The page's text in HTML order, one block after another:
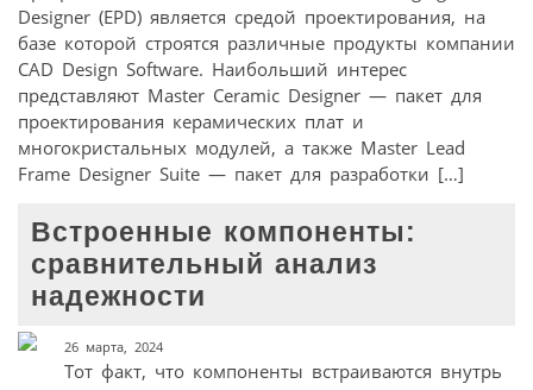
Designer (EPD) является средой проектирования, на
базе которой строятся различные продукты компании
CAD Design Software. Наибольший интерес
представляют Master Ceramic Designer — пакет для
проектирования керамических плат и
многокристальных модулей, а также Master Lead
Frame Designer Suite — пакет для разработки […]
Встроенные компоненты:
сравнительный анализ
надежности
26 марта, 2024
Тот факт, что компоненты встраиваются внутрь